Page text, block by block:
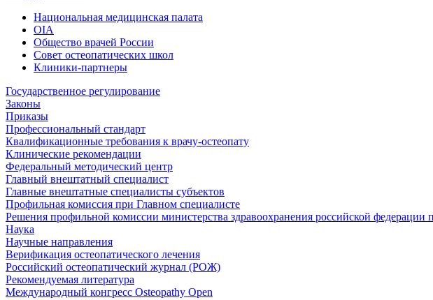
Национальная медицинская палата
OIA
Общество врачей России
Совет остеопатических школ
Клиники-партнеры
Государственное регулирование
Законы
Приказы
Профессиональный стандарт
Квалификационные требования к врачу-остеопату
Клинические рекомендации
Федеральный методический центр
Главный внештатный специалист
Главные внештатные специалисты субъектов
Профильная комиссия при Главном специалисте
Решения профильной комиссии министерства здравоохранения российской федерации
Наука
Научные направления
Верификация остеопатического лечения
Российский остеопатический журнал (РОЖ)
Рекомендуемая литература
Международный конгресс Osteopathy Open